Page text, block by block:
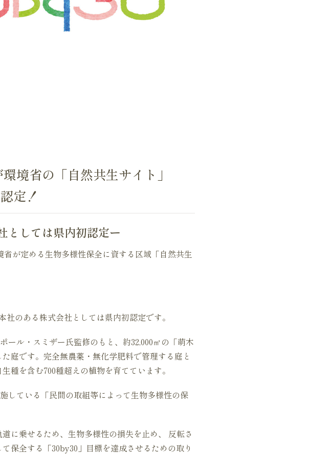
境省の「自然共生サイト」
定！
としては県内初認定ー
が定める生物多様性保全に資する区域「自然共生
のある株式会社としては県内初認定です。
ル・スミザー氏監修のもと、約32,000㎡の「萌木
庭です。完全無農薬・無化学肥料で管理する庭と
種を含む700種超えの植物を育てています。
している「民間の取組等によって生物多様性の保
に乗せるため、生物多様性の損失を止め、 反転さ
保全する「30by30」目標を達成させるための取り